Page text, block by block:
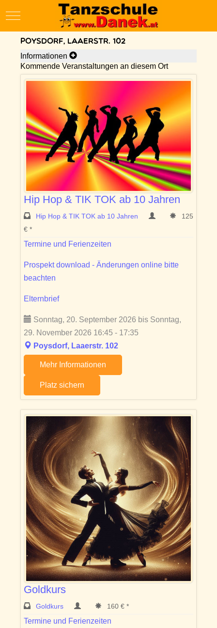
Mobile Menu Toggle
Poysdorf, Laaerstr. 102
Informationen
Kommende Veranstaltungen an diesem Ort
Hip Hop & TIK TOK ab 10 Jahren
Hip Hop & TIK TOK ab 10 Jahren
125
€ *
Termine und Ferienzeiten
Prospekt download - Änderungen online bitte
beachten
Elternbrief
Sonntag, 20. September 2026 bis Sonntag,
29. November 2026 16:45 - 17:35
Poysdorf, Laaerstr. 102
Mehr Informationen
Platz sichern
Goldkurs
Goldkurs 160 € *
Termine und Ferienzeiten